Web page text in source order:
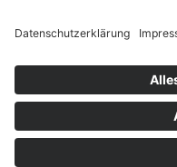
Rouge! Das Musical